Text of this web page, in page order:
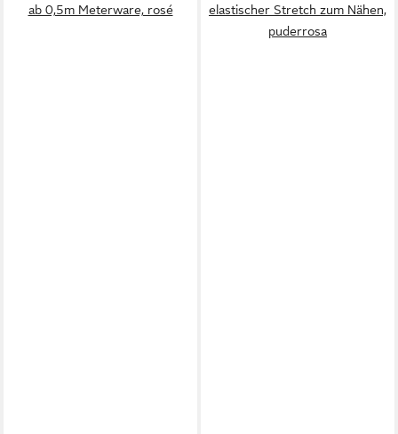
ab 0,5m Meterware, rosé
elastischer Stretch zum Nähen,
puderrosa